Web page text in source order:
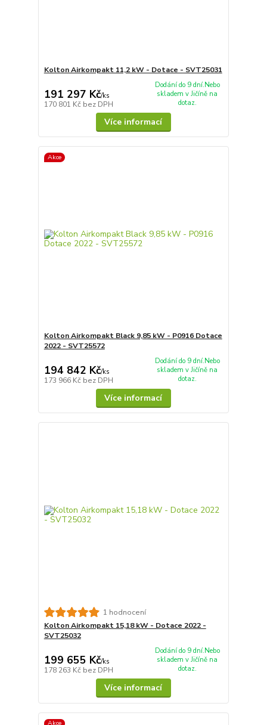
Kolton Airkompakt 11,2 kW - Dotace - SVT25031
191 297 Kč/ks
170 801 Kč bez DPH
Dodání do 9 dní.Nebo
skladem v Jičíně na
dotaz.
Více informací
Akce
Kolton Airkompakt Black 9,85 kW - P0916 Dotace
2022 - SVT25572
194 842 Kč/ks
173 966 Kč bez DPH
Dodání do 9 dní.Nebo
skladem v Jičíně na
dotaz.
Více informací
1 hodnocení
Kolton Airkompakt 15,18 kW - Dotace 2022 -
SVT25032
199 655 Kč/ks
178 263 Kč bez DPH
Dodání do 9 dní.Nebo
skladem v Jičíně na
dotaz.
Více informací
Akce